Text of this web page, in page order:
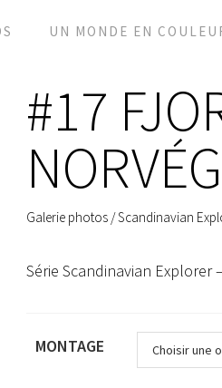
UN MONDE EN
#17
Galerie photos /Scandinavian
Série Scandinavian Explorer
MONTAGE